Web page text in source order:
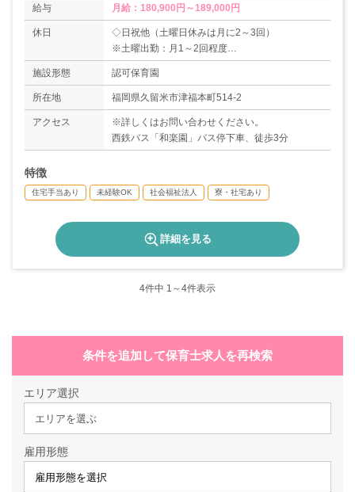
給与 月給：180,900円～189,000円
休日
◇日祝他（土曜日休みは月に2～3回）
※土曜出勤：月1～2回程度
◇有給休暇
◇産休育休取得実績あり
＊年間休日数107日
施設形態 認可保育園
所在地 福岡県久留米市津福本町514-2
アクセス
※詳しくはお問い合わせください。
西鉄バス「和楽園」バス停下車、徒歩3分
特徴
住宅手当あり 未経験OK 社会福祉法人 寮・社宅あり
詳細を見る
4件中 1～4件表示
条件を追加して保育士求人を再検索
エリア選択
エリアを選ぶ
雇用形態